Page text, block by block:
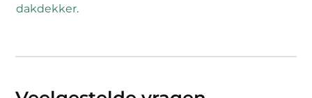
dakdekker.